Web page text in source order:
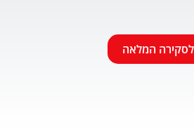
של הילדים. מומלץ בחום.
לסקירה המלאה